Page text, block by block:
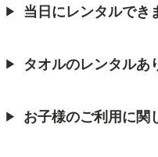
▶ 当日にレンタルでき
▶ タオルのレンタルあ
▶ お子様のご利用に関